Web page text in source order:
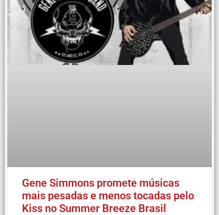
Gene Simmons promete músicas
mais pesadas e menos tocadas pelo
Kiss no Summer Breeze Brasil